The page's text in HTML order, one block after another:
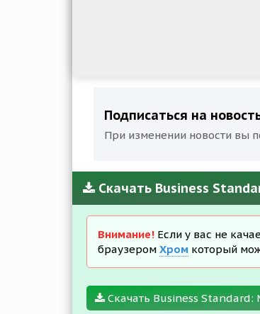
Подписаться на
При изменении новости вы
Скачать Business
Внимание! Если у вас не
браузером Хром который
Скачать Business Standard: